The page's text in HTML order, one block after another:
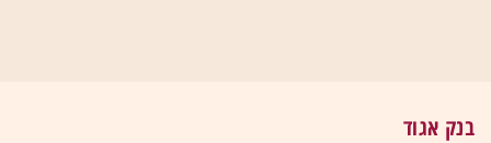
בנק אגוד